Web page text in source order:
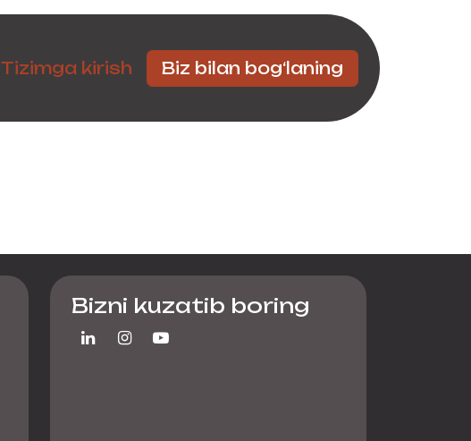
Tadbirlar Hamkorlar
Tizimga kirish Biz bilan bog‘laning
Bizni kuzatib boring